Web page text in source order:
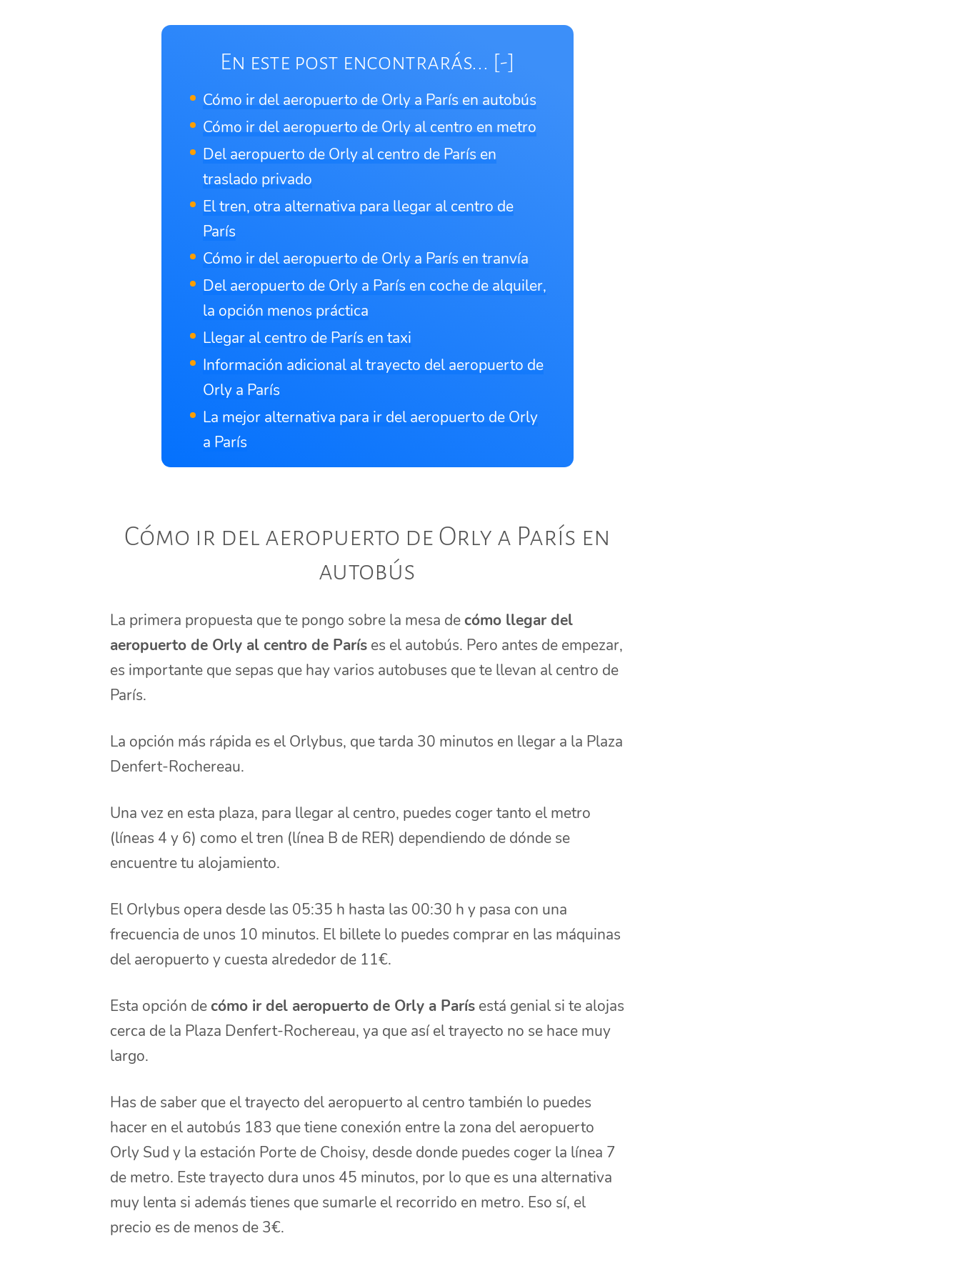
En este post encontrarás...
Cómo ir del aeropuerto de Orly a París en autobús
Cómo ir del aeropuerto de Orly al centro en metro
Del aeropuerto de Orly al centro de París en
traslado privado
El tren, otra alternativa para llegar al centro de
París
Cómo ir del aeropuerto de Orly a París en tranvía
Del aeropuerto de Orly a París en coche de alquiler,
la opción menos práctica
Llegar al centro de París en taxi
Información adicional al trayecto del aeropuerto de
Orly a París
La mejor alternativa para ir del aeropuerto de Orly
a París
Cómo ir del aeropuerto de Orly a París en
autobús
La primera propuesta que te pongo sobre la mesa decómo llegar del
aeropuerto de Orly al centro de París es el autobús. Pero antes de empezar,
es importante que sepas que hay varios autobuses que te llevan al centro de
París.
La opción más rápida es el Orlybus, que tarda 30 minutos en llegar a la Plaza
Denfert-Rochereau.
Una vez en esta plaza, para llegar al centro, puedes coger tanto el metro
(líneas 4 y 6) como el tren (línea B de RER) dependiendo de dónde se
encuentre tu alojamiento.
El Orlybus opera desde las 05:35 h hasta las 00:30 h y pasa con una
frecuencia de unos 10 minutos. El billete lo puedes comprar en las máquinas
del aeropuerto y cuesta alrededor de 11€.
Esta opción decómo ir del aeropuerto de Orly a París está genial si te alojas
cerca de la Plaza Denfert-Rochereau, ya que así el trayecto no se hace muy
largo.
Has de saber que el trayecto del aeropuerto al centro también lo puedes
hacer en el autobús 183 que tiene conexión entre la zona del aeropuerto
Orly Sud y la estación Porte de Choisy, desde donde puedes coger la línea 7
de metro. Este trayecto dura unos 45 minutos, por lo que es una alternativa
muy lenta si además tienes que sumarle el recorrido en metro. Eso sí, el
precio es de menos de 3€.